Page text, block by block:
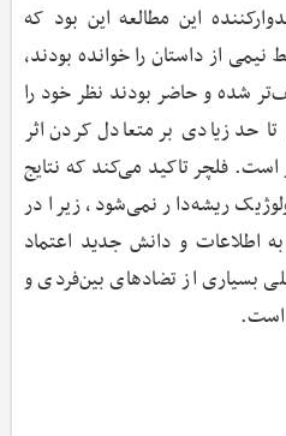
این مطالعه این بود که
از داستان را خوانده بودند،
شده و حاضر بودند نظر خود را
حد زیادی بر متعادل کردن اثر
است. فلچر تاکید می‌کند که نتایج
ریشه‌دار نمی‌شود، زیرا در
اطلاعات و دانش جدید اعتماد
بسیاری از تضادهای بین‌فردی و
است.